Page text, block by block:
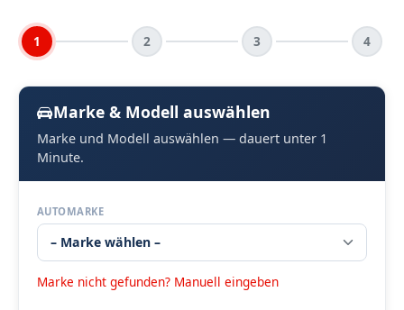
1 2 3 4
Marke & Modell auswählen
Marke und Modell auswählen — dauert unter 1
Minute.
AUTOMARKE
Marke nicht gefunden? Manuell eingeben